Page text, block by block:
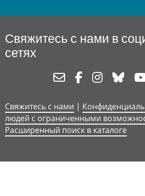
Свяжитесь с нами в
сетях
NewsletterFacebookInstagram
Свяжитесь с нами |
людей с ограниченными
Расширенный поиск в каталоге